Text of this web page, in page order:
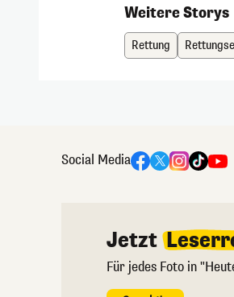
Weitere Storys
Rettung
Social Media
Jetzt
Für jedes Foto in